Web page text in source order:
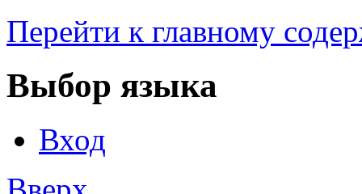
Перейти к главному
Выбор языка
Вход